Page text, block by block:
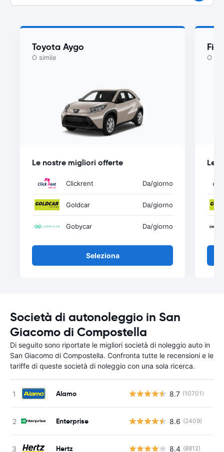
Toyota Aygo
O simile
Le nostre migliori offerte
Clickrent Da/giorno
Goldcar Da/giorno
Gobycar Da/giorno
Seleziona
O
Le
Società di autonoleggio in San
Giacomo di Compostella
Di seguito sono riportate le migliori società di noleggio auto in
San Giacomo di Compostella. Confronta tutte le recensioni e le
tariffe di queste società di noleggio con una sola ricerca.
Alamo 8.7 (10701)
Enterprise 8.6 (2409)
Hertz 8.4 (8812)